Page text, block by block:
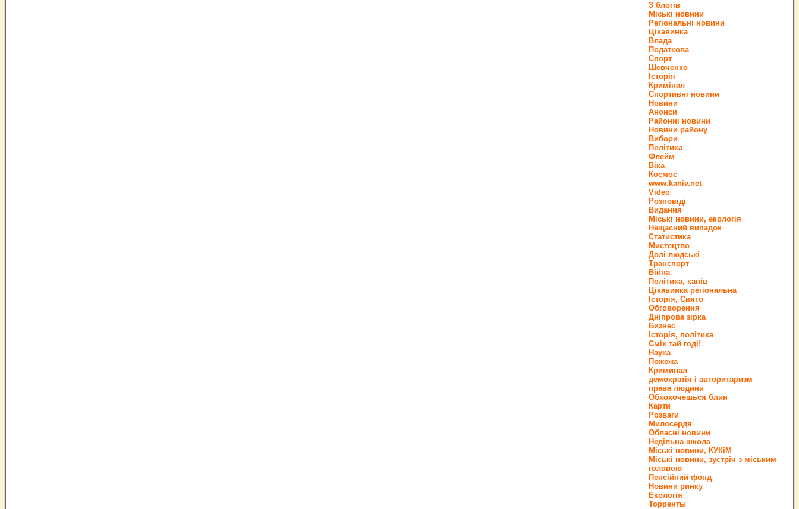
З блогів
Міські новини
Регіональні новини
Цікавинка
Влада
Податкова
Спорт
Шевченко
Історія
Кримінал
Спортивні новини
Новини
Анонси
Районні новини
Новини району
Вибори
Політика
Флейм
Віка
Космос
www.kaniv.net
Video
Розповіді
Видання
Міські новини, екологія
Нещасний випадок
Статистика
Мистецтво
Долі людські
Транспорт
Війна
Політика, канів
Цікавинка регіональна
Історія, Свято
Обговорення
Дніпрова зірка
Бизнес
Історія, політика
Сміх тай годі!
Наука
Пожежа
Криминал
демократія і авторитаризм
права людини
Обхохочешься блин
Карти
Розваги
Милосердя
Обласні новини
Недільна школа
Міські новини, КУКіМ
Міські новини, зустріч з міським
головою
Пенсійний фонд
Новини ринку
Екологія
Торренты